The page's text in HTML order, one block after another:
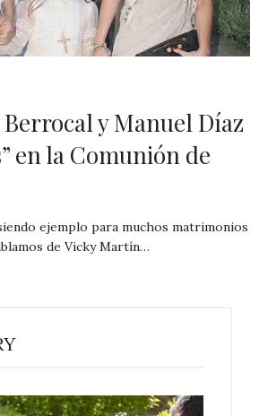
y Manuel Díaz
en la Comunión de
ejemplo para muchos matrimonios
de Vicky Martín…